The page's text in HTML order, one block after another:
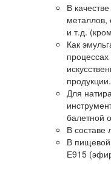
В
металлов,
и т.д.
Как
процессах
продукции.
Для
балетной
В составе
В
Е915